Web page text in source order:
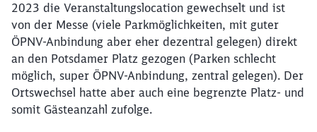
2023 die Veranstaltungslocation gewechselt und ist
von der Messe (viele Parkmöglichkeiten, mit guter
ÖPNV-Anbindung aber eher dezentral gelegen) direkt
an den Potsdamer Platz gezogen (Parken schlecht
möglich, super ÖPNV-Anbindung, zentral gelegen). Der
Ortswechsel hatte aber auch eine begrenzte Platz- und
somit Gästeanzahl zufolge.